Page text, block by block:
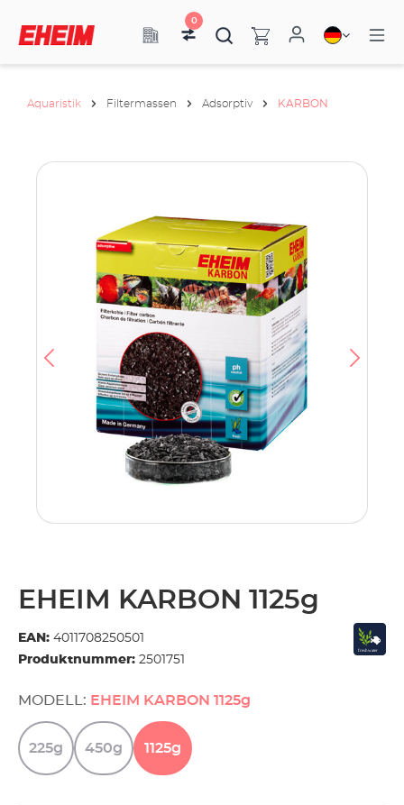
0
Aquaristik Filtermassen Adsorptiv KARBON
EHEIM KARBON 1125g
EAN: 4011708250501
Produktnummer: 2501751
MODELL: EHEIM KARBON 1125g
225g 450g 1125g